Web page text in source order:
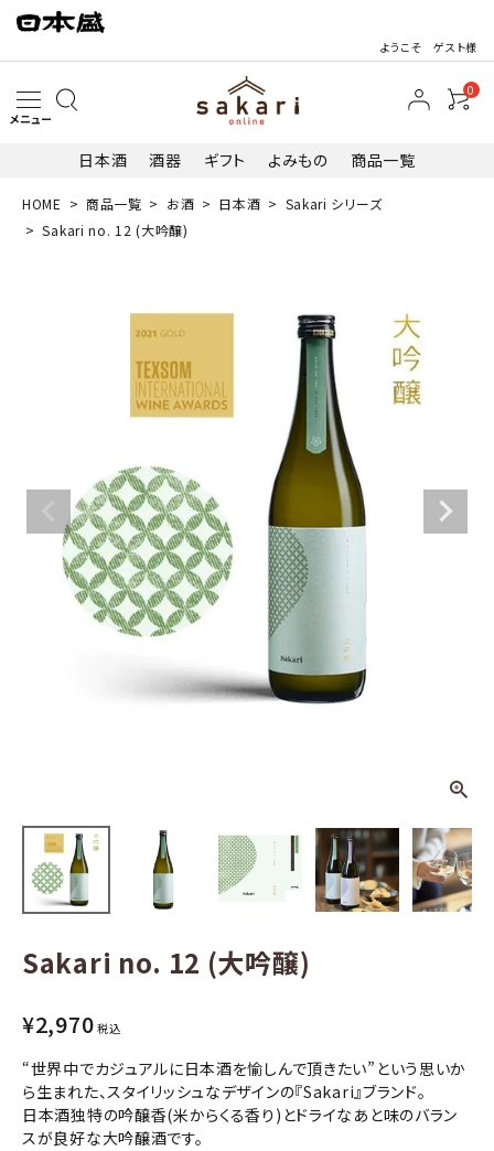
ようこそ ゲスト様
メニュー
0
日本酒 酒器 ギフト よみもの 商品一覧
最近閲覧した商品
Sakari no. 1
2 (大吟醸)
2,970
食品
グッズ
INFORMATION
ACCOUNT MENU
ようこそ ゲスト 様
HOME 商品一覧 お酒 日本酒
Sakari シリーズ
Sakari no. 12 (大吟醸)
Sakari no. 12 (大吟醸)
¥2,970 税込
“世界中でカジュアルに日本酒を愉しんで頂きたい”という思いか
ら生まれた、スタイリッシュなデザインの『Sakari』ブランド。
日本酒独特の吟醸香(米からくる香り)とドライなあと味のバラン
スが良好な大吟醸酒です。